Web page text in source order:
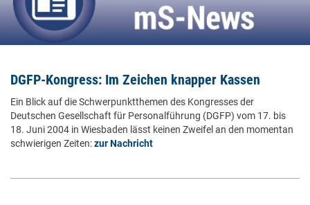
DGFP-Kongress: Im Zeichen knapper Kassen
Ein Blick auf die Schwerpunktthemen des Kongresses der
Deutschen Gesellschaft für Personalführung (DGFP) vom 17. bis
18. Juni 2004 in Wiesbaden lässt keinen Zweifel an den momentan
schwierigen Zeiten:zur Nachricht